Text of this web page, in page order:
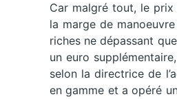
Car malgré tout, le
la marge de
riches ne dépassant
un euro
selon la directrice de
en gamme et a opéré